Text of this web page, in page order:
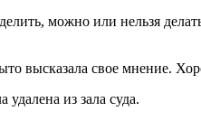
можно или нельзя
высказала свое мнение.
удалена из зала суда.